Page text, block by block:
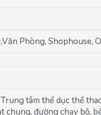
Phòng, Shophouse,
tâm thể dục thể
chung, đường chạy bộ,